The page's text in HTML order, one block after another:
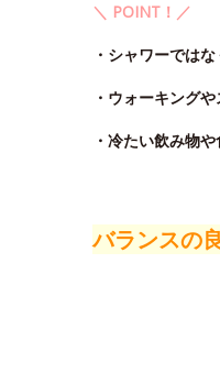
＼ POINT！／
・シャワーでは
・ウォーキング
・冷たい飲み物
バランスの